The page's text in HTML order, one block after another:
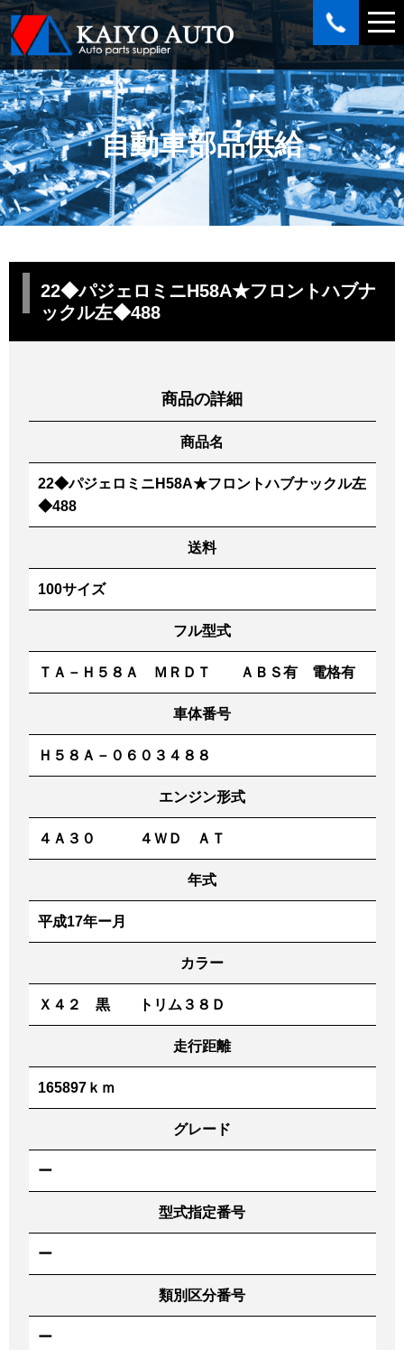
自動車部品供給
22◆パジェロミニH58A★フロントハブナ
ックル左◆488
商品の詳細
商品名
22◆パジェロミニH58A★フロントハブナックル左
◆488
送料
100サイズ
フル型式
ＴＡ－Ｈ５８Ａ ＭＲＤＴ ＡＢＳ有 電格有
車体番号
Ｈ５８Ａ－０６０３４８８
エンジン形式
４Ａ３０ ４ＷＤ ＡＴ
年式
平成17年ー月
カラー
Ｘ４２ 黒 トリム３８Ｄ
走行距離
165897ｋｍ
グレード
ー
型式指定番号
ー
類別区分番号
ー